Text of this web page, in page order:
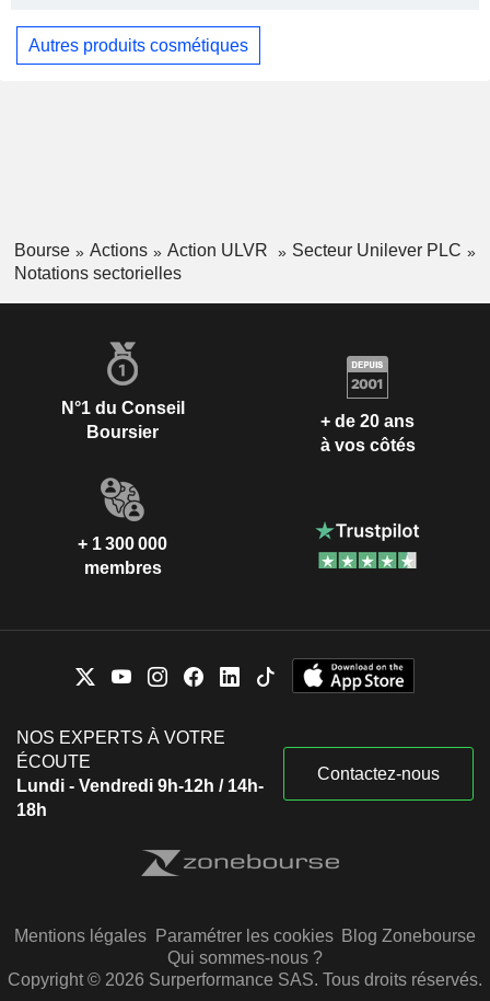
Autres produits cosmétiques
Bourse Actions Action ULVR
Secteur Unilever PLC
Notations sectorielles
N°1 du Conseil
Boursier
+ de 20 ans
à vos côtés
+ 1 300 000
membres
NOS EXPERTS À VOTRE
ÉCOUTE
Lundi - Vendredi 9h-12h / 14h-
18h
Contactez-nous
Mentions légales Paramétrer les cookies Blog Zonebourse
Qui sommes-nous ?
Copyright © 2026 Surperformance SAS. Tous droits réservés.